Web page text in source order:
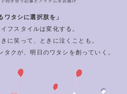
ワタシに選択肢を」
フスタイルは変化する。
に笑って、ときに泣くことも。
タクが、明日のワタシを創っていく。